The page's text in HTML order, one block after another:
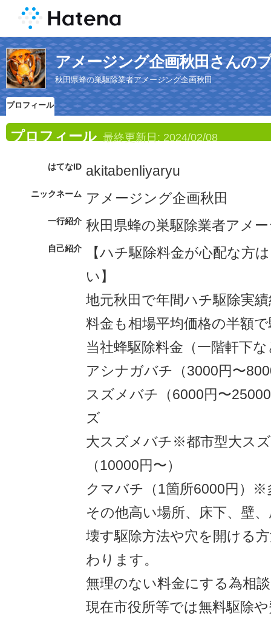
アメージング企画秋田さんの
秋田県蜂の巣駆除業者アメージング企画秋田
プロフィール
プロフィール 最終更新日: 2024/02/08
はてなID akitabenliyaryu
ニックネーム アメージング企画秋田
一行紹介 秋田県蜂の巣駆除業者アメ
自己紹介
【ハチ駆除料金が心配な方
い】
地元秋田で年間ハチ駆除実
料金も相場平均価格の半額
当社蜂駆除料金（一階軒下
アシナガバチ（3000円〜
スズメバチ（6000円〜
ズ
大スズメバチ※都市型大ス
（10000円〜）
クマバチ（1箇所6000円）※
その他高い場所、床下、壁
壊す駆除方法や穴を開ける
わります。
無理のない料金にする為相
現在市役所等では無料駆除